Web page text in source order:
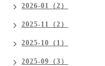
2026-01（2）
2025-11（2）
2025-10（1）
2025-09（3）